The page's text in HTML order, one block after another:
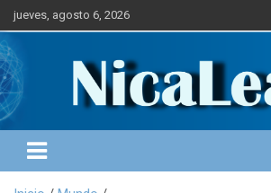
a
l
t
a
r
a
jueves, agosto 6, 2026
NICALEAKS
Portal de Noticias